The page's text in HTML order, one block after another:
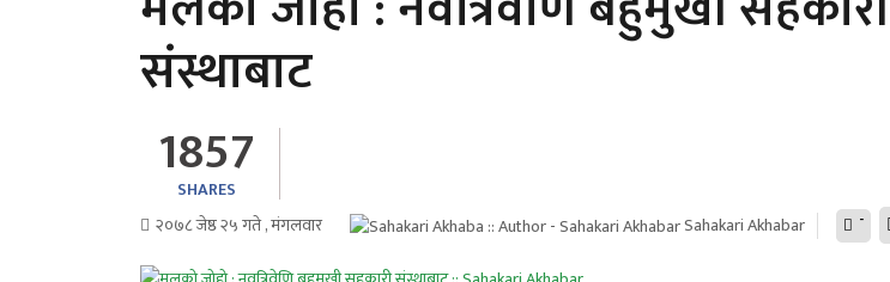
संस्थाबाट
1857
SHARES
२०७८ जेष्ठ २५ गते , मंगलवार
Sahakari Akhabar -